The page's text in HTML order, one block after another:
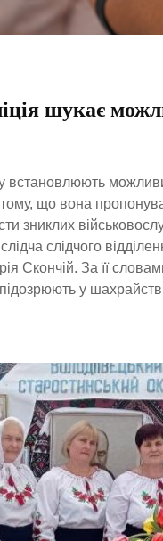
шукає
встановлюють
тому, що вона
зниклих
слідчого
Скончій. За її
у